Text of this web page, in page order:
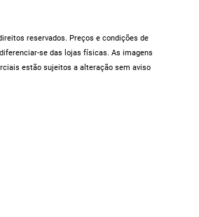
reservados. Preços e condições de
se das lojas físicas. As imagens
estão sujeitos a alteração sem aviso